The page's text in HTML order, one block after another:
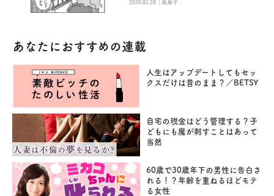
2020.02.28 |黄身子
あなたにおすすめの連載
人生はアップデートしてもセッ
クスだけは昔のまま？／BETSY
自宅の現金はどう管理する？子
どもにも魔が刺すことはあって
当然
60歳で30歳年下の男性に告白さ
れる！？年齢を重ねるほどモテ
る女性